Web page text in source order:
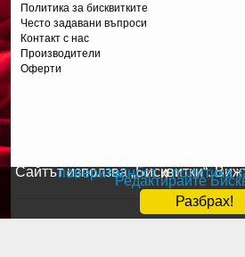
Политика за бисквитките
Често задавани въпроси
Контакт с нас
Производители
Оферти
Сайтът използва „Бисквитки“.
политика за поверителностиполитика
Редактирайте
Разбрах!